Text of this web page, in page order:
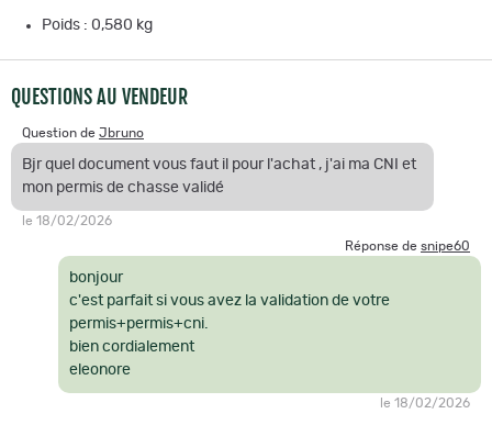
Poids : 0,580 kg
QUESTIONS AU VENDEUR
Question de Jbruno
Bjr quel document vous faut il pour l'achat , j'ai ma CNI et
mon permis de chasse validé
le 18/02/2026
Réponse de snipe60
bonjour
c'est parfait si vous avez la validation de votre
permis+permis+cni.
bien cordialement
eleonore
le 18/02/2026